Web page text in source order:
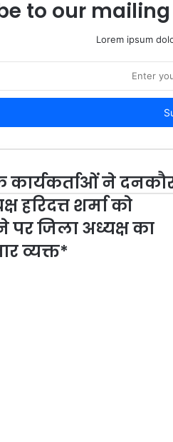
to our
Lorem ipsum
कार्यकर्ताओं ने
हरिदत्त शर्मा को
पर जिला अध्यक्ष का
व्यक्त*